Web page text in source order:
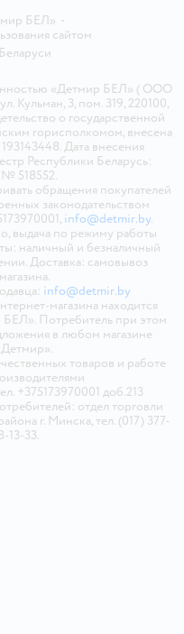
БЕЛ» •
сайтом
Беларуси
«Детмир БЕЛ» ( ООО
Кульман, 3, пом. 319, 220100,
о государственной
горисполкомом, внесена
Дата внесения
Республики Беларусь:
518552.
обращения покупателей
законодательством
info@detmir.by.
выдача по режиму работы
наличный и безналичный
Доставка: самовывоз
info@detmir.by
магазина находится
Потребитель при этом
в любом магазине
товаров и работе
+375173970001 доб.213
отдел торговли
г. Минска, тел. (017) 377-
13-33.